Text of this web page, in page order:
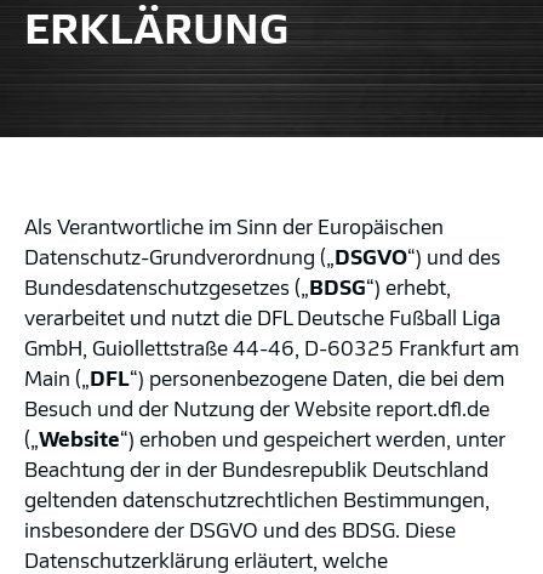
ERKLÄRUNG
Als Verantwortliche im Sinn der Europäischen
Datenschutz-Grundverordnung („ DSGVO“) und des
Bundesdatenschutzgesetzes („ BDSG“) erhebt,
verarbeitet und nutzt die DFL Deutsche Fußball Liga
GmbH, Guiollettstraße 44-46, D-60325 Frankfurt am
Main („ DFL“) personenbezogene Daten, die bei dem
Besuch und der Nutzung der Website report.dfl.de
(„ Website“) erhoben und gespeichert werden, unter
Beachtung der in der Bundesrepublik Deutschland
geltenden datenschutzrechtlichen Bestimmungen,
insbesondere der DSGVO und des BDSG. Diese
Datenschutzerklärung erläutert, welche